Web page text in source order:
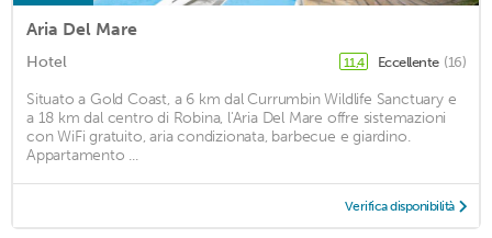
Aria Del Mare
Hotel 11,4 Eccellente (16)
Situato a Gold Coast, a 6 km dal Currumbin Wildlife Sanctuary e
a 18 km dal centro di Robina, l'Aria Del Mare offre sistemazioni
con WiFi gratuito, aria condizionata, barbecue e giardino.
Appartamento ...
Verifica disponibilità